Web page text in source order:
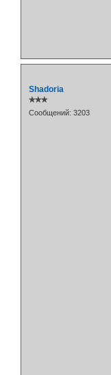
Shadoria
✯✯✯
Сообщений: 3203